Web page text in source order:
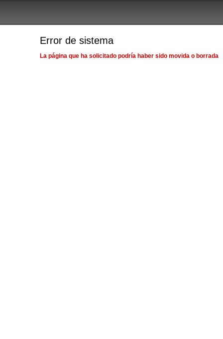
Error de sistema
La página que ha solicitado podría haber sido movida o borrada